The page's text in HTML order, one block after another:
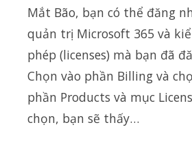
Mắt Bão, bạn có thể đăng
quản trị Microsoft 365 và
phép (licenses) mà bạn đã
Chọn vào phần Billing và
phần Products và mục
chọn, bạn sẽ thấy…